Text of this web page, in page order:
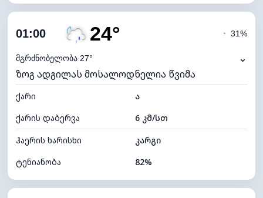
ღრუბლიანობა
ნამის წერტილი
ხილვადობა
10 კმ
განათების ინდექსი 0 (ბნელი)
ღრუბლის სიმაღლე 5440 მ
01:00 24°
მგრძნობელობა 27°
◔ 31%
⌄
ზოგ ადგილას მოსალოდნელია წვიმა
ქარი
ა
ქარის დაბერვა
6 კმ/სთ
ჰაერის ხარისხი
კარგი
ტენიანობა
82%